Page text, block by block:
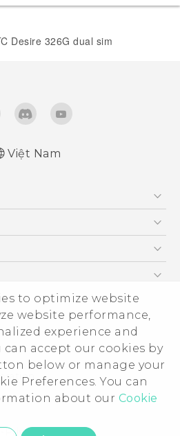
to optimize website
website performance,
experience and
can accept our cookies by
below or manage your
Preferences. You can
about our Cookie
Desire 326G dual sim‎
Việt Nam
Privacy@htc.com